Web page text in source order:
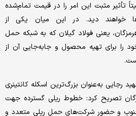
تأثیر مثبت این امر را در قیمت تمام‌شده
خواهند دید. در این میان یکی از
یعنی فولاد گیلان که به شبکه حمل
را برای تهیه محصول و جابه‌جایی آن از
رجایی به‌عنوان بزرگ‌ترین اسکله کانتینری
تصریح کرد: خطوط ریلی گسترده جهت
و حضور شرکت‌های حمل ریلی متعدد و